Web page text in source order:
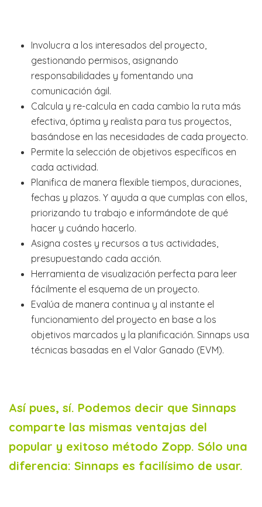
Involucra a los interesados del proyecto,
gestionando permisos, asignando
responsabilidades y fomentando una
comunicación ágil.
Calcula y re-calcula en cada cambio la ruta más
efectiva, óptima y realista para tus proyectos,
basándose en las necesidades de cada proyecto.
Permite la selección de objetivos específicos en
cada actividad.
Planifica de manera flexible tiempos, duraciones,
fechas y plazos. Y ayuda a que cumplas con ellos,
priorizando tu trabajo e informándote de qué
hacer y cuándo hacerlo.
Asigna costes y recursos a tus actividades,
presupuestando cada acción.
Herramienta de visualización perfecta para leer
fácilmente el esquema de un proyecto.
Evalúa de manera continua y al instante el
funcionamiento del proyecto en base a los
objetivos marcados y la planificación. Sinnaps usa
técnicas basadas en el Valor Ganado (EVM).
Así pues, sí. Podemos decir que Sinnaps
comparte las mismas ventajas del
popular y exitoso método Zopp. Sólo una
diferencia: Sinnaps es facilísimo de usar.